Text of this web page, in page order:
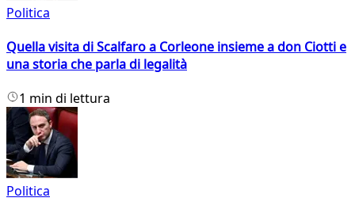
Politica
Quella visita di Scalfaro a Corleone insieme a don Ciotti e
una storia che parla di legalità
1 min di lettura
Politica